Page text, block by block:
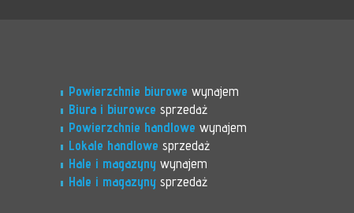
Powierzchnie biurowe wynajem
Biura i biurowce sprzedaż
Powierzchnie handlowe wynajem
Lokale handlowe sprzedaż
Hale i magazyny wynajem
Hale i magazyny sprzedaż